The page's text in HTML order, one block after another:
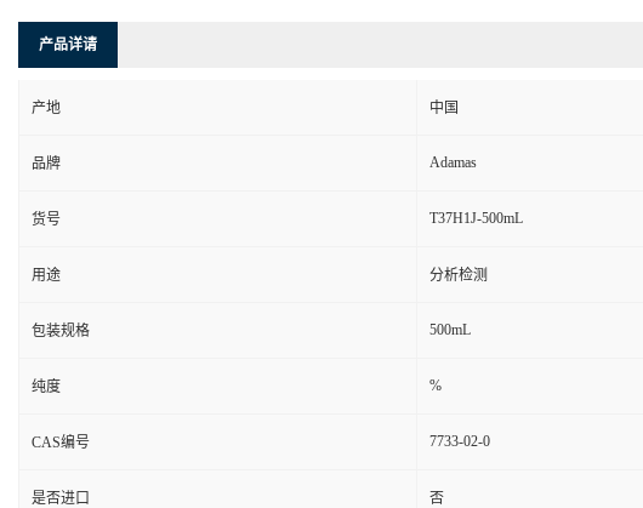
产品详请
产地 中国
品牌 Adamas
货号 T37H1J-500mL
用途 分析检测
包装规格 500mL
纯度 %
CAS编号 7733-02-0
是否进口 否